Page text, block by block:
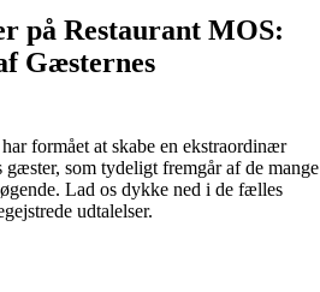
på Restaurant MOS:
Gæsternes
formået at skabe en ekstraordinær
som tydeligt fremgår af de mange
Lad os dykke ned i de fælles
udtalelser.